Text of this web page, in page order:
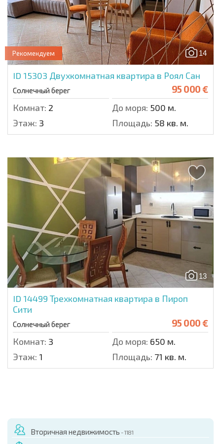
14
Рекомендуем
ID 15303 Двухкомнатная квартира в Роял Сан
Солнечный берег 95 000 €
Комнат: 2 До моря: 500 м.
Этаж: 3 Площадь: 58 кв. м.
13
ID 14499 Трехкомнатная квартира в Пироп
Сити
Солнечный берег 95 000 €
Комнат: 3 До моря: 650 м.
Этаж: 1 Площадь: 71 кв. м.
Вторичная недвижимость - 1181